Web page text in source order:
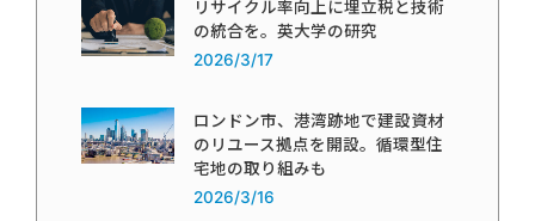
リサイクル率向上に埋立税と技術
の統合を。英大学の研究
2026/3/17
ロンドン市、港湾跡地で建設資材
のリユース拠点を開設。循環型住
宅地の取り組みも
2026/3/16